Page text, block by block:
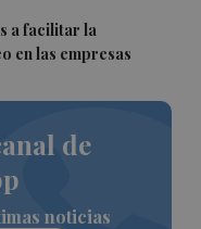
a facilitar la
en las empresas
de
noticias